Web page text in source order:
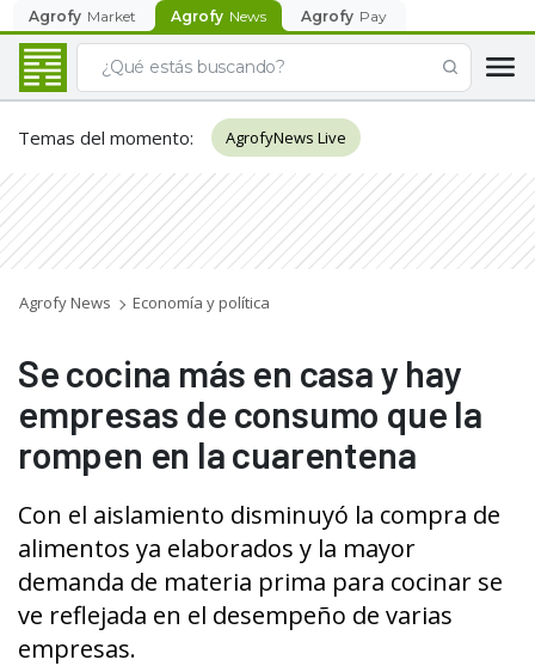
Agrofy Market Agrofy News Agrofy Pay
Temas del momento: AgrofyNews Live
Agrofy News Economía y política
Se cocina más en casa y hay
empresas de consumo que la
rompen en la cuarentena
Con el aislamiento disminuyó la compra de
alimentos ya elaborados y la mayor
demanda de materia prima para cocinar se
ve reflejada en el desempeño de varias
empresas.